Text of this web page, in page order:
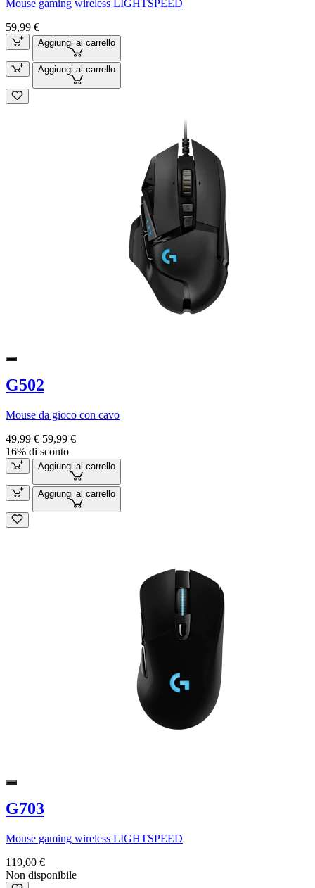
Mouse gaming wireless LIGHTSPEED
59,99 €
Aggiungi al carrello
Aggiungi al carrello
G502
Mouse da gioco con cavo
49,99 € 59,99 €
16% di sconto
Aggiungi al carrello
Aggiungi al carrello
G703
Mouse gaming wireless LIGHTSPEED
119,00 €
Non disponibile